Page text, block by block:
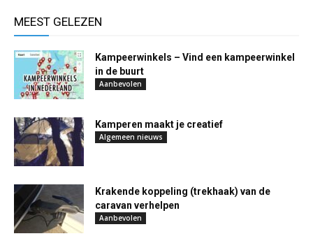
MEEST GELEZEN
Kampeerwinkels – Vind een kampeerwinkel
in de buurt
Aanbevolen
Kamperen maakt je creatief
Algemeen nieuws
Krakende koppeling (trekhaak) van de
caravan verhelpen
Aanbevolen